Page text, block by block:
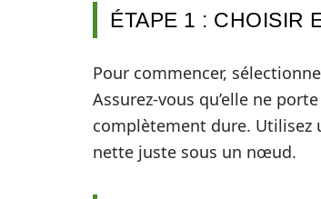
ÉTAPE 1 : CHOISIR
Pour commencer,
Assurez-vous qu’elle ne
complètement dure. Utilisez
nette juste sous un nœud.